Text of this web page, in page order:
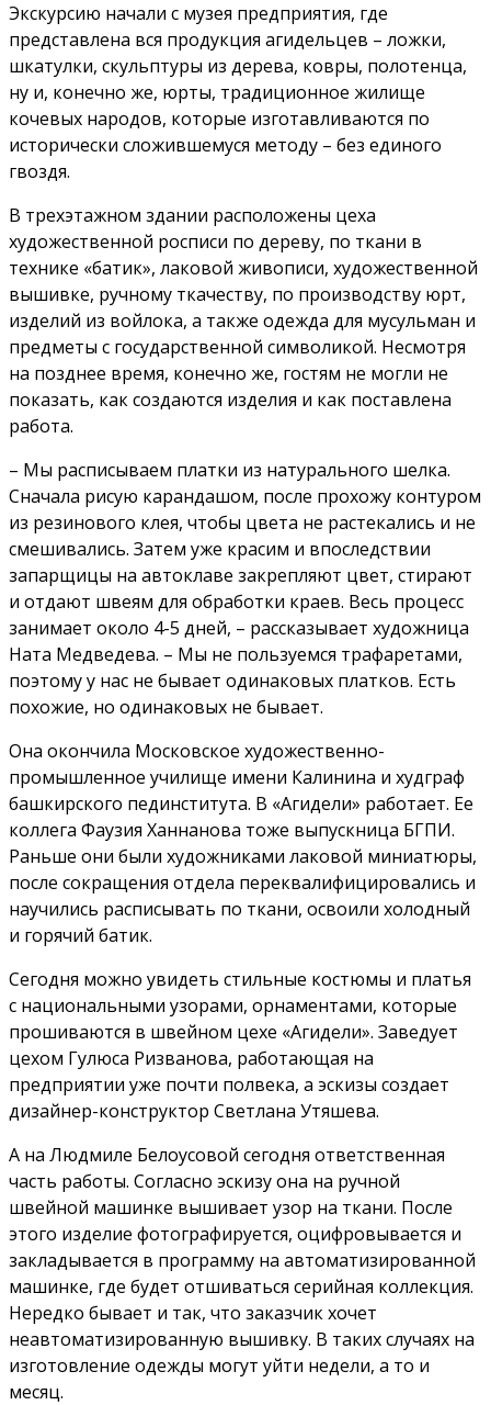
Экскурсию начали с музея предприятия, где
представлена вся продукция агидельцев – ложки,
шкатулки, скульптуры из дерева, ковры, полотенца,
ну и, конечно же, юрты, традиционное жилище
кочевых народов, которые изготавливаются по
исторически сложившемуся методу – без единого
гвоздя.
В трехэтажном здании расположены цеха
художественной росписи по дереву, по ткани в
технике «батик», лаковой живописи, художественной
вышивке, ручному ткачеству, по производству юрт,
изделий из войлока, а также одежда для мусульман и
предметы с государственной символикой. Несмотря
на позднее время, конечно же, гостям не могли не
показать, как создаются изделия и как поставлена
работа.
– Мы расписываем платки из натурального шелка.
Сначала рисую карандашом, после прохожу контуром
из резинового клея, чтобы цвета не растекались и не
смешивались. Затем уже красим и впоследствии
запарщицы на автоклаве закрепляют цвет, стирают
и отдают швеям для обработки краев. Весь процесс
занимает около 4-5 дней, – рассказывает художница
Ната Медведева. – Мы не пользуемся трафаретами,
поэтому у нас не бывает одинаковых платков. Есть
похожие, но одинаковых не бывает.
Она окончила Московское художественно-
промышленное училище имени Калинина и худграф
башкирского пединститута. В «Агидели» работает. Ее
коллега Фаузия Ханнанова тоже выпускница БГПИ.
Раньше они были художниками лаковой миниатюры,
после сокращения отдела переквалифицировались и
научились расписывать по ткани, освоили холодный
и горячий батик.
Сегодня можно увидеть стильные костюмы и платья
с национальными узорами, орнаментами, которые
прошиваются в швейном цехе «Агидели». Заведует
цехом Гулюса Ризванова, работающая на
предприятии уже почти полвека, а эскизы создает
дизайнер-конструктор Светлана Утяшева.
А на Людмиле Белоусовой сегодня ответственная
часть работы. Согласно эскизу она на ручной
швейной машинке вышивает узор на ткани. После
этого изделие фотографируется, оцифровывается и
закладывается в программу на автоматизированной
машинке, где будет отшиваться серийная коллекция.
Нередко бывает и так, что заказчик хочет
неавтоматизированную вышивку. В таких случаях на
изготовление одежды могут уйти недели, а то и
месяц.